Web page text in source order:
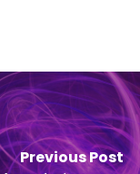
Previous Post